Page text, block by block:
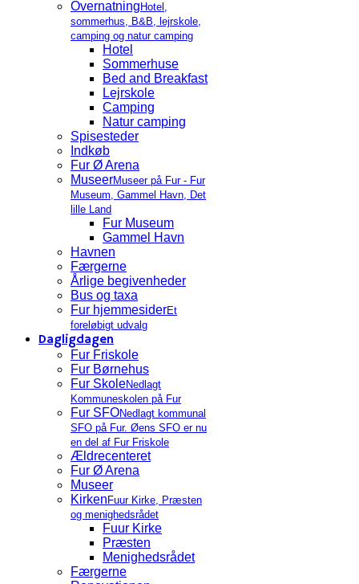
Overnatning Hotel,
sommerhus, B&B, lejrskole,
camping og natur camping
Hotel
Sommerhuse
Bed and Breakfast
Lejrskole
Camping
Natur camping
Spisesteder
Indkøb
Fur Ø Arena
MuseerMuseer på Fur - Fur
Museum, Gammel Havn, Det
lille Land
Fur Museum
Gammel Havn
Havnen
Færgerne
Årlige begivenheder
Bus og taxa
Fur hjemmesiderEt
foreløbigt udvalg
Dagligdagen
Fur Friskole
Fur Børnehus
Fur SkoleNedlagt
Kommuneskolen på Fur
Fur SFONedlagt kommunal
SFO på Fur. Øens SFO er nu
en del af Fur Friskole
Ældrecenteret
Fur Ø Arena
Museer
Kirken Fuur Kirke, Præsten
og menighedsrådet
Fuur Kirke
Præsten
Menighedsrådet
Færgerne